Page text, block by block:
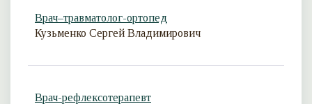
Врач–травматолог-ортопед
Кузьменко Сергей Владимирович
Врач-рефлексотерапевт